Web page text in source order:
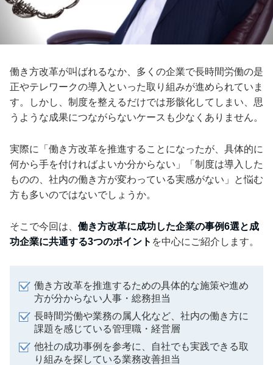
働き方改革が叫ばれるなか、多くの企業で長時間労働の是
正やテレワークの導入といった取り組みが進められていま
す。しかし、制度を整えるだけでは形骸化してしまい、思
うような成果につながらないケースも少なくありません。
実際に「働き方改革を推進することになったが、具体的に
何から手を付ければよいか分からない」「制度は導入した
ものの、社内の働き方が変わっている実感がない」と悩む
方も多いのではないでしょうか。
そこで今回は、 働き方改革に成功した企業の事例6選と成
功企業に共通する3つのポイント を中心にご紹介します。
働き方改革を推進するための具体的な施策や進め
方が分からない人事・総務担当
長時間労働や業務の属人化など、社内の働き方に
課題を感じている管理職・経営層
他社の成功事例を参考に、自社でも実践できる取
り組みを探している業務改善担当